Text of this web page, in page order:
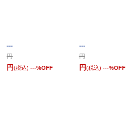
---
円
円(税込) ---%OFF
---
円
円(税込) ---%OFF